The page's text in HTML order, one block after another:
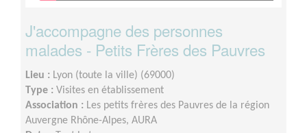
J'accompagne des personnes
malades - Petits Frères des Pauvres
Lieu : Lyon (toute la ville) (69000)
Type : Visites en établissement
Association : Les petits frères des Pauvres de la région
Auvergne Rhône-Alpes, AURA